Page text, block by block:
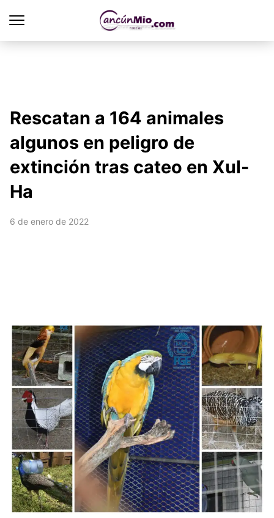
Rescatan a 164 animales
algunos en peligro de
extinción tras cateo en Xul-
Ha
6 de enero de 2022